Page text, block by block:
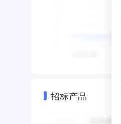
招标产品